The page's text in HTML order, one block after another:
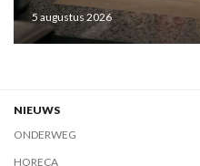
5 augustus 2026
NIEUWS
ONDERWEG
HORECA